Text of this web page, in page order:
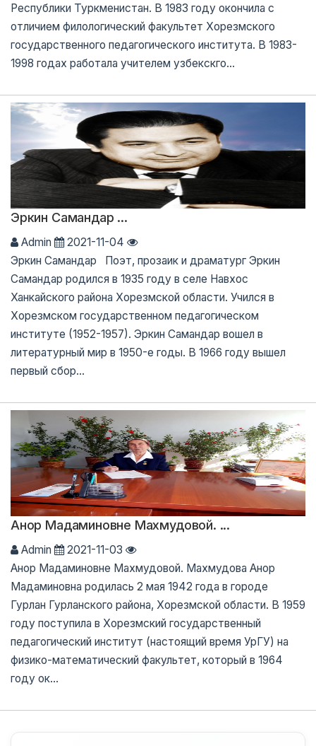
Республики Туркменистан. В 1983 году окончила с
отличием филологический факультет Хорезмского
государственного педагогического института. В 1983-
1998 годах работала учителем узбекскго...
Эркин Самандар ...
Admin
2021-11-04
Эркин Самандар Поэт, прозаик и драматург Эркин
Самандар родился в 1935 году в селе Навхос
Ханкайского района Хорезмской области. Учился в
Хорезмском государственном педагогическом
институте (1952-1957). Эркин Самандар вошел в
литературный мир в 1950-е годы. В 1966 году вышел
первый сбор...
Анор Мадаминовне Махмудовой. ...
Admin
2021-11-03
Анор Мадаминовне Махмудовой. Махмудова Анор
Мадаминовна родилась 2 мая 1942 года в городе
Гурлан Гурланского района, Хорезмской области. В 1959
году поступила в Хорезмский государственный
педагогический институт (настоящий время УрГУ) на
физико-математический факультет, который в 1964
году ок...